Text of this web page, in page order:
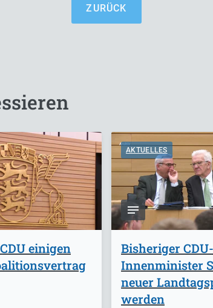
ZURÜCK
einigen
AKTUELLES
Bisheriger CDU-
Innenminister
neuer
werden